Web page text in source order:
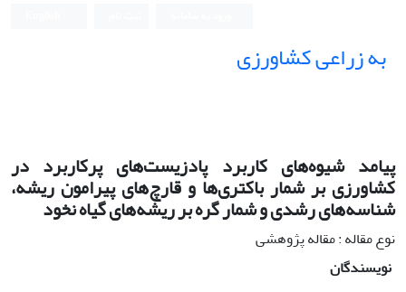
به زراعی کشاورزی
پیامد شیوه‌های کاربرد پادزیست‌های پرکاربرد در
کشاورزی بر شمار باکتری‌ها و قارچ‌های پیرامون ریشه،
شناسه‌های رشدی و شمار گره بر ریشه‌های گیاه نخود
نوع مقاله : مقاله پژوهشی
نویسندگان